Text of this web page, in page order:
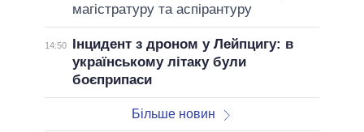
магістратуру та аспірантуру
14:50
Інцидент з дроном у Лейпцигу: в
українському літаку були
боєприпаси
Більше новин